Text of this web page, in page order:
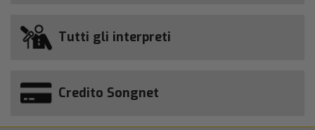
Tutti gli interpreti
Credito Songnet